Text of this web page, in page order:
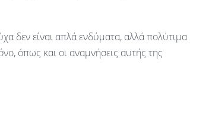
δεν είναι απλά ενδύματα, αλλά πολύτιμα
όπως και οι αναμνήσεις αυτής της